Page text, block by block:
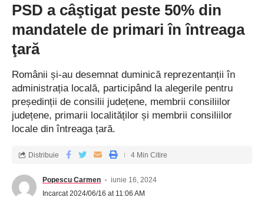
PSD a câştigat peste 50% din
mandatele de primari în întreaga
ţară
Românii și-au desemnat duminică reprezentanții în
administrația locală, participând la alegerile pentru
președinții de consilii județene, membrii consiliilor
județene, primarii localităților și membrii consiliilor
locale din întreaga țară.
Popescu Carmen
iunie 16, 2024
Incarcat 2024/06/16 at 11:06 AM
Distribuie 4 Min Citire